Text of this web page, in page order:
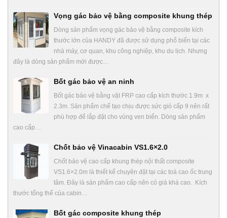
Vọng gác bảo vệ bằng composite khung thép
Dòng sản phẩm vọng gác bảo vệ bằng composite kích
thước lớn của HANDY đã được sử dụng phổ biến tại các
nhà máy, cơ quan, khu công nghiệp, khu du lịch. Nhưng
đây là dòng sản phẩm mới được…
Bốt gác bảo vệ an ninh
Bốt gác bảo vệ bằng vật FRP cao cấp kích thước 1.9m x
2.3m. Sản phẩm chế tạo chịu được sức gió cấp 9 nên rất
phù hợp để lắp đặt cho vùng ven biển. Dòng sản phẩm
cao cấp…
Chốt bảo vệ Vinacabin VS1.6×2.0
Chốt bảo vệ cao cấp khung thép nội thất composite
VS1.6×2.0m là thiết kế chuyên đặt tại các toà cao ốc trung
tâm. Đây là sản phẩm cao cấp nên có giá khá cao. Kích
thước tổng thể của cabin…
Bốt gác composite khung thép